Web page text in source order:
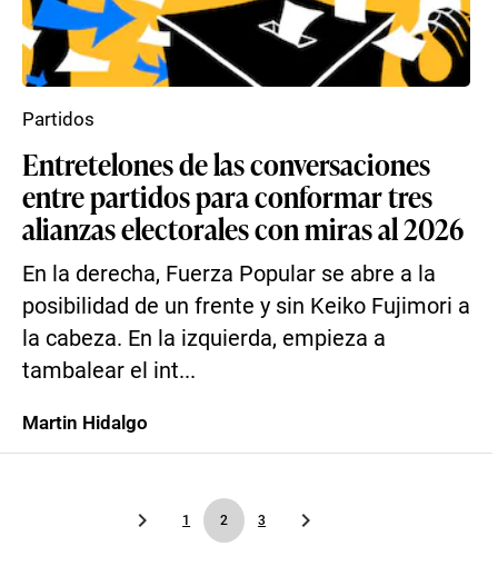
Entretelones de las conversaciones
entre partidos para conformar tres
alianzas electorales con miras al 2026
En la derecha, Fuerza Popular se abre a la
posibilidad de un frente y sin Keiko Fujimori a
la cabeza. En la izquierda, empieza a
tambalear el int...
Partidos
Martin Hidalgo
1 2 3